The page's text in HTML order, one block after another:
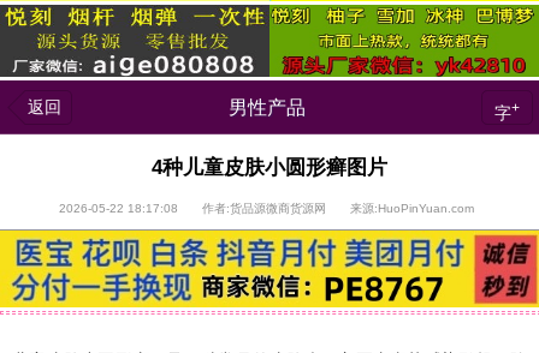
返回 男性产品 字+
4种儿童皮肤小圆形癣图片
2026-05-22 18:17:08 作者:货品源微商货源网 来源:HuoPinYuan.com